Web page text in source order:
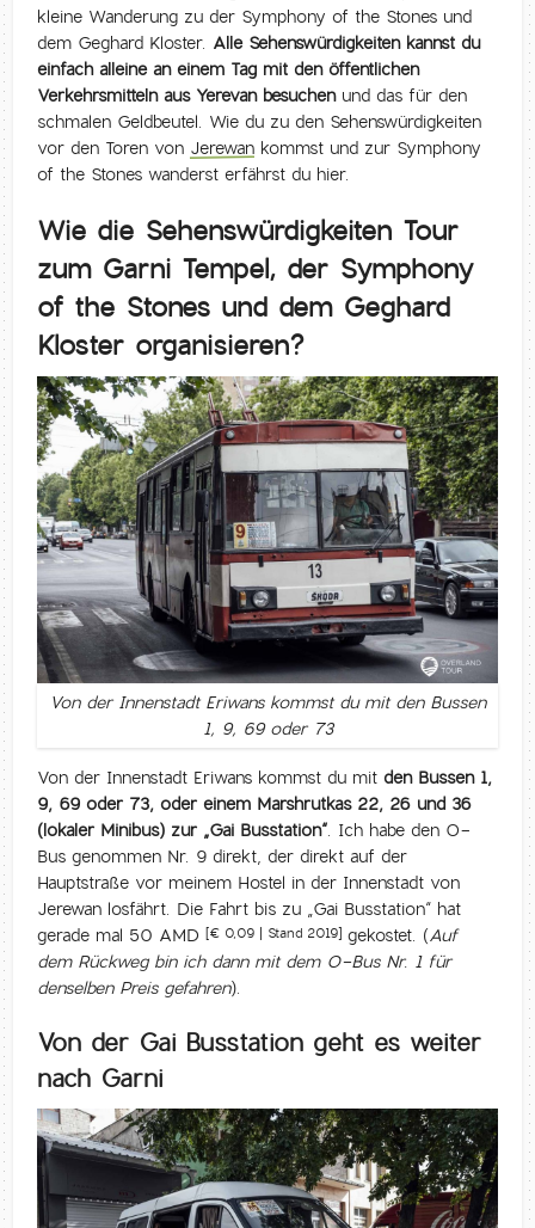
kleine Wanderung zu der Symphony of the Stones und
dem Geghard Kloster. Alle Sehenswürdigkeiten kannst du
einfach alleine an einem Tag mit den öffentlichen
Verkehrsmitteln aus Yerevan besuchenund das für den
schmalen Geldbeutel. Wie du zu den Sehenswürdigkeiten
vor den Toren von Jerewan kommst und zur Symphony
of the Stones wanderst erfährst du hier.
Wie die Sehenswürdigkeiten Tour
zum Garni Tempel, der Symphony
of the Stones und dem Geghard
Kloster organisieren?
Von der Innenstadt Eriwans kommst du mit den Bussen
1, 9, 69 oder 73
Von der Innenstadt Eriwans kommst du mitden Bussen 1,
9, 69 oder 73, oder einem Marshrutkas 22, 26 und 36
(lokaler Minibus) zur „Gai Busstation“. Ich habe den O-
Bus genommen Nr. 9 direkt, der direkt auf der
Hauptstraße vor meinem Hostel in der Innenstadt von
Jerewan losfährt. Die Fahrt bis zu „Gai Busstation“ hat
gerade mal 50 AMD [€ 0,09 | Stand 2019] gekostet. (Auf
dem Rückweg bin ich dann mit dem O-Bus Nr. 1 für
denselben Preis gefahren).
Von der Gai Busstation geht es weiter
nach Garni